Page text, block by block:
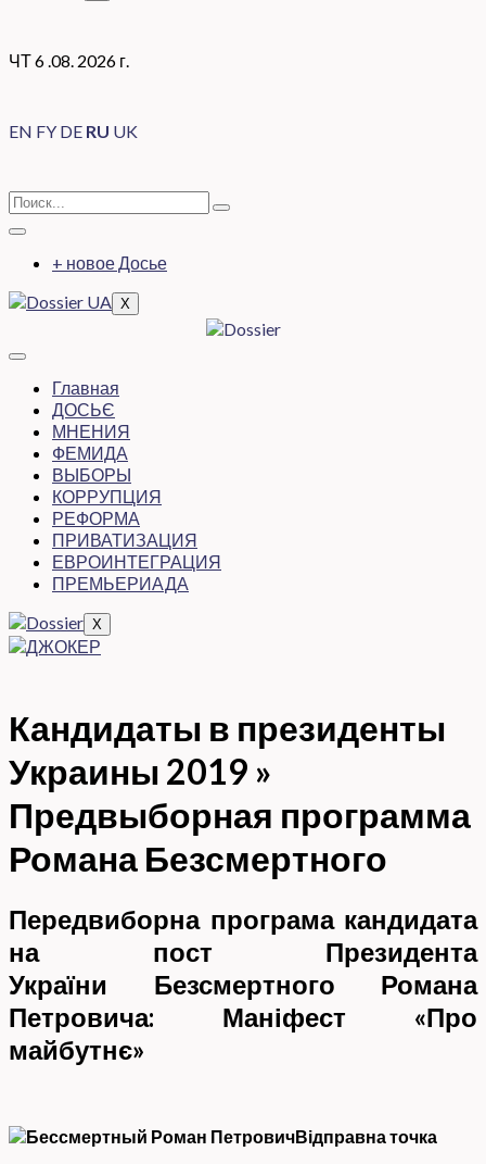
ЧТ 6 .08. 2026 г.
EN FY DE RU UK
+ новое Досье
X
Главная
ДОСЬЄ
МНЕНИЯ
ФЕМИДА
ВЫБОРЫ
КОРРУПЦИЯ
РЕФОРМА
ПРИВАТИЗАЦИЯ
ЕВРОИНТЕГРАЦИЯ
ПРЕМЬЕРИАДА
X
Кандидаты в президенты
Украины 2019 »
Предвыборная программа
Романа Безсмертного
Передвиборна програма кандидата
на пост Президента
України Безсмертного Романа
Петровича:
Маніфест «Про
майбутнє»
Відправна точка